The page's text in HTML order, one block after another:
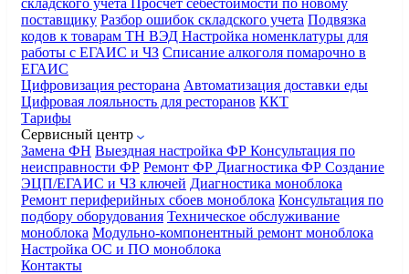
поставщику Разбор ошибок складского учета Подвязка
кодов к товарам ТН ВЭД Настройка номенклатуры для
работы с ЕГАИС и ЧЗ Списание алкоголя помарочно в
ЕГАИС
Цифровизация ресторана Автоматизация доставки еды
Цифровая лояльность для ресторанов ККТ
Тарифы
Сервисный центр
Замена ФН Выездная настройка ФР Консультация по
неисправности ФР Ремонт ФР Диагностика ФР Создание
ЭЦП/ЕГАИС и ЧЗ ключей Диагностика моноблока
Ремонт периферийных сбоев моноблока Консультация по
подбору оборудования Техническое обслуживание
моноблока Модульно-компонентный ремонт моноблока
Настройка ОС и ПО моноблока
Контакты